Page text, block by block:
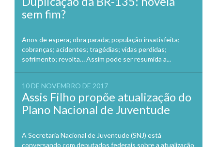
sem fim?
Anos de espera; obra parada; população insatisfeita;
cobranças; acidentes; tragédias; vidas perdidas;
sofrimento; revolta… Assim pode ser resumida a...
10 DE NOVEMBRO DE 2017
Assis Filho propõe atualização do
Plano Nacional de Juventude
A Secretaria Nacional de Juventude (SNJ) está
conversando com deputados federais sobre a atualização